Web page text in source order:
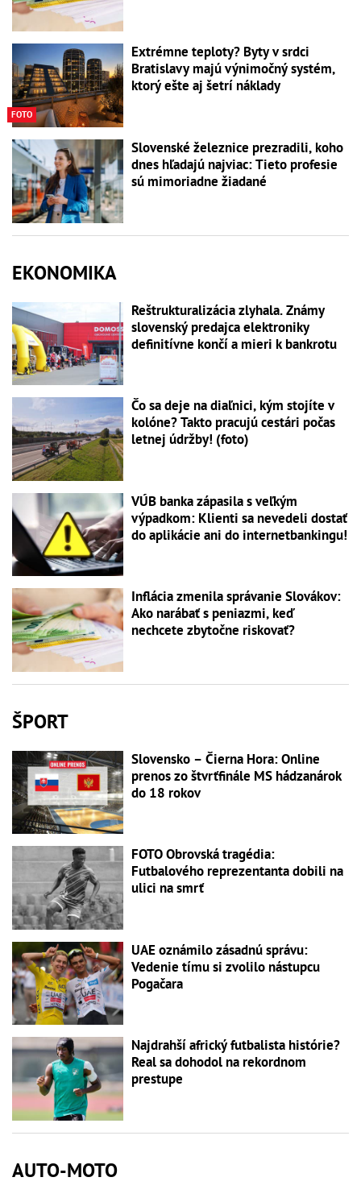
FOTO
Extrémne teploty? Byty v srdci
Bratislavy majú výnimočný systém,
ktorý ešte aj šetrí náklady
Slovenské železnice prezradili, koho
dnes hľadajú najviac: Tieto profesie
sú mimoriadne žiadané
EKONOMIKA
Reštrukturalizácia zlyhala. Známy
slovenský predajca elektroniky
definitívne končí a mieri k bankrotu
Čo sa deje na diaľnici, kým stojíte v
kolóne? Takto pracujú cestári počas
letnej údržby! (foto)
VÚB banka zápasila s veľkým
výpadkom: Klienti sa nevedeli dostať
do aplikácie ani do internetbankingu!
Inflácia zmenila správanie Slovákov:
Ako narábať s peniazmi, keď
nechcete zbytočne riskovať?
ŠPORT
Slovensko – Čierna Hora: Online
prenos zo štvrťfinále MS hádzanárok
do 18 rokov
FOTO Obrovská tragédia:
Futbalového reprezentanta dobili na
ulici na smrť
UAE oznámilo zásadnú správu:
Vedenie tímu si zvolilo nástupcu
Pogačara
Najdrahší africký futbalista histórie?
Real sa dohodol na rekordnom
prestupe
AUTO-MOTO